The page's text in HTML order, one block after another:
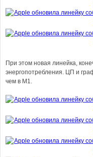
При этом новая линейка,
энергопотребления. ЦП и
чем в M1.